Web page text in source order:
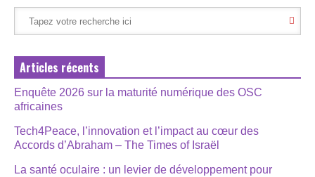
Articles récents
Enquête 2026 sur la maturité numérique des OSC
africaines
Tech4Peace, l’innovation et l’impact au cœur des
Accords d’Abraham – The Times of Israël
La santé oculaire : un levier de développement pour